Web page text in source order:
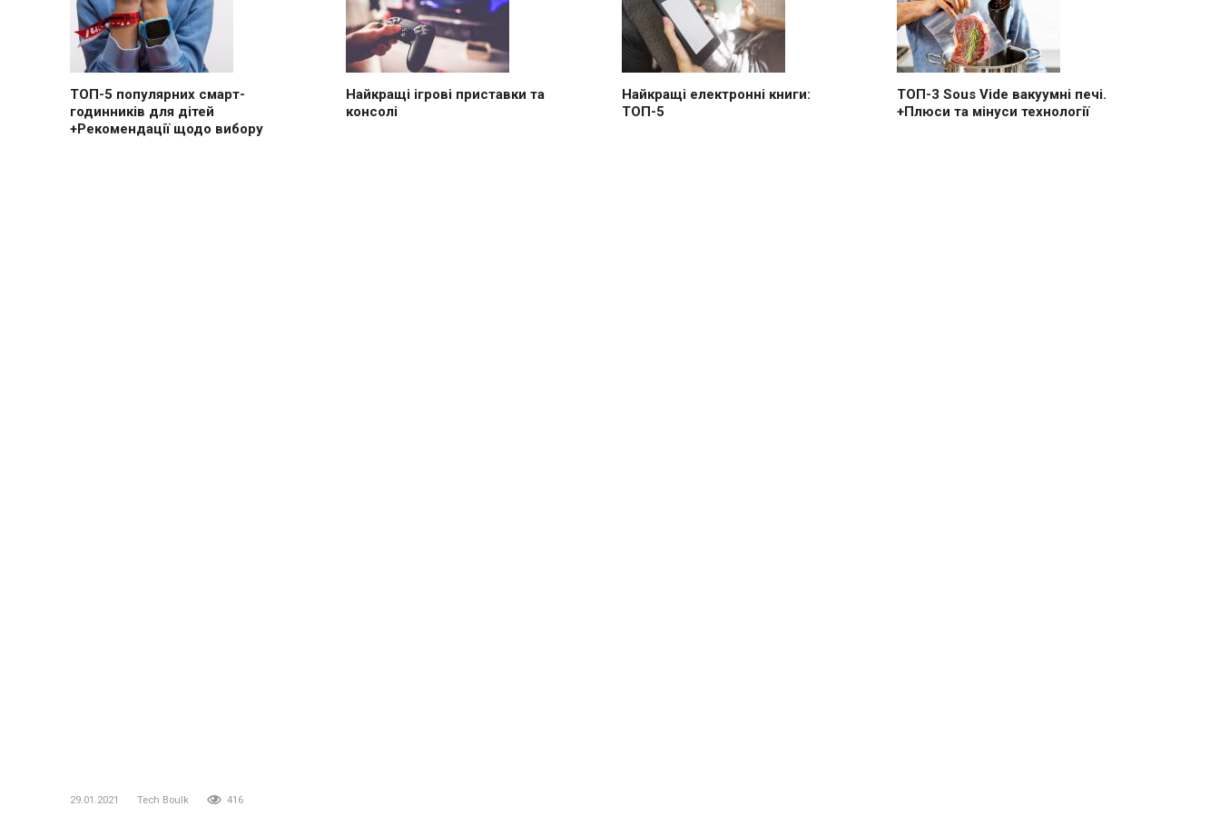
ТОП-5 популярних смарт-
годинників для дітей
+Рекомендації щодо вибору
Найкращі ігрові приставки та
консолі
Найкращі електронні книги:
ТОП-5
ТОП-3 Sous Vide вакуумні печі.
+Плюси та мінуси технології
29.01.2021 Tech Boulk 416